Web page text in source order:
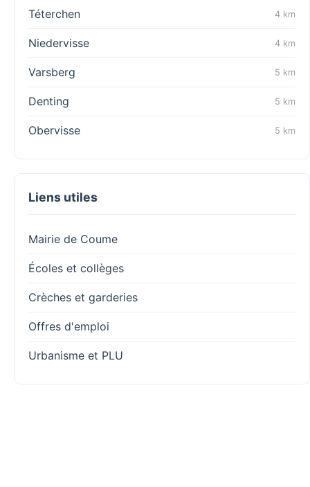
Téterchen 4 km
Niedervisse 4 km
Varsberg 5 km
Denting 5 km
Obervisse 5 km
Liens utiles
Mairie de Coume
Écoles et collèges
Crèches et garderies
Offres d'emploi
Urbanisme et PLU